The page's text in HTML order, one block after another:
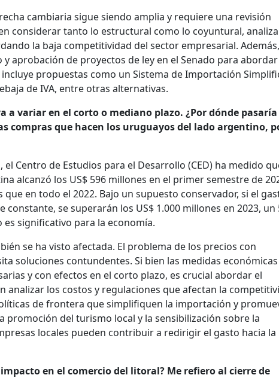
cambiaria sigue siendo amplia y requiere una revisión
considerar tanto lo estructural como lo coyuntural,
la baja competitividad del sector empresarial.
aprobación de proyectos de ley en el Senado para abordar
propuestas como un Sistema de Importación
de IVA, entre otras alternativas.
a variar en el corto o mediano plazo. ¿Por dónde
compras que hacen los uruguayos del lado argentino,
Centro de Estudios para el Desarrollo (CED) ha medido
alcanzó los US$ 596 millones en el primer semestre de
que en todo el 2022. Bajo un supuesto conservador, si el
se superarán los US$ 1.000 millones en 2023, un
es significativo para la economía.
se ha visto afectada. El problema de los precios con
soluciones contundentes. Si bien las medidas económicas
y con efectos en el corto plazo, es crucial abordar el
analizar los costos y regulaciones que afectan la
de frontera que simplifiquen la importación y
promoción del turismo local y la sensibilización sobre la
locales pueden contribuir a redirigir el gasto hacia la
en el comercio del litoral? Me refiero al cierre de